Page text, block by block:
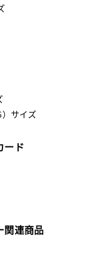
サイズ
ード
関連商品